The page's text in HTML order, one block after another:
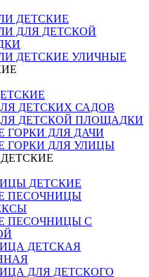
ДЕТСКИЕ
ДЛЯ ДЕТСКОЙ
ДЕТСКИЕ УЛИЧНЫЕ
ДЕТСКИХ САДОВ
ДЕТСКОЙ ПЛОЩАДКИ
ГОРКИ ДЛЯ ДАЧИ
ГОРКИ ДЛЯ УЛИЦЫ
ДЕТСКИЕ
ПЕСОЧНИЦЫ
ПЕСОЧНИЦЫ С
ДЕТСКАЯ
ДЛЯ ДЕТСКОГО